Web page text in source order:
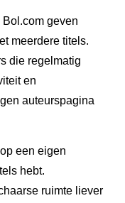
geven
meerdere titels.
die regelmatig
en
auteurspagina
een eigen
hebt.
ruimte liever